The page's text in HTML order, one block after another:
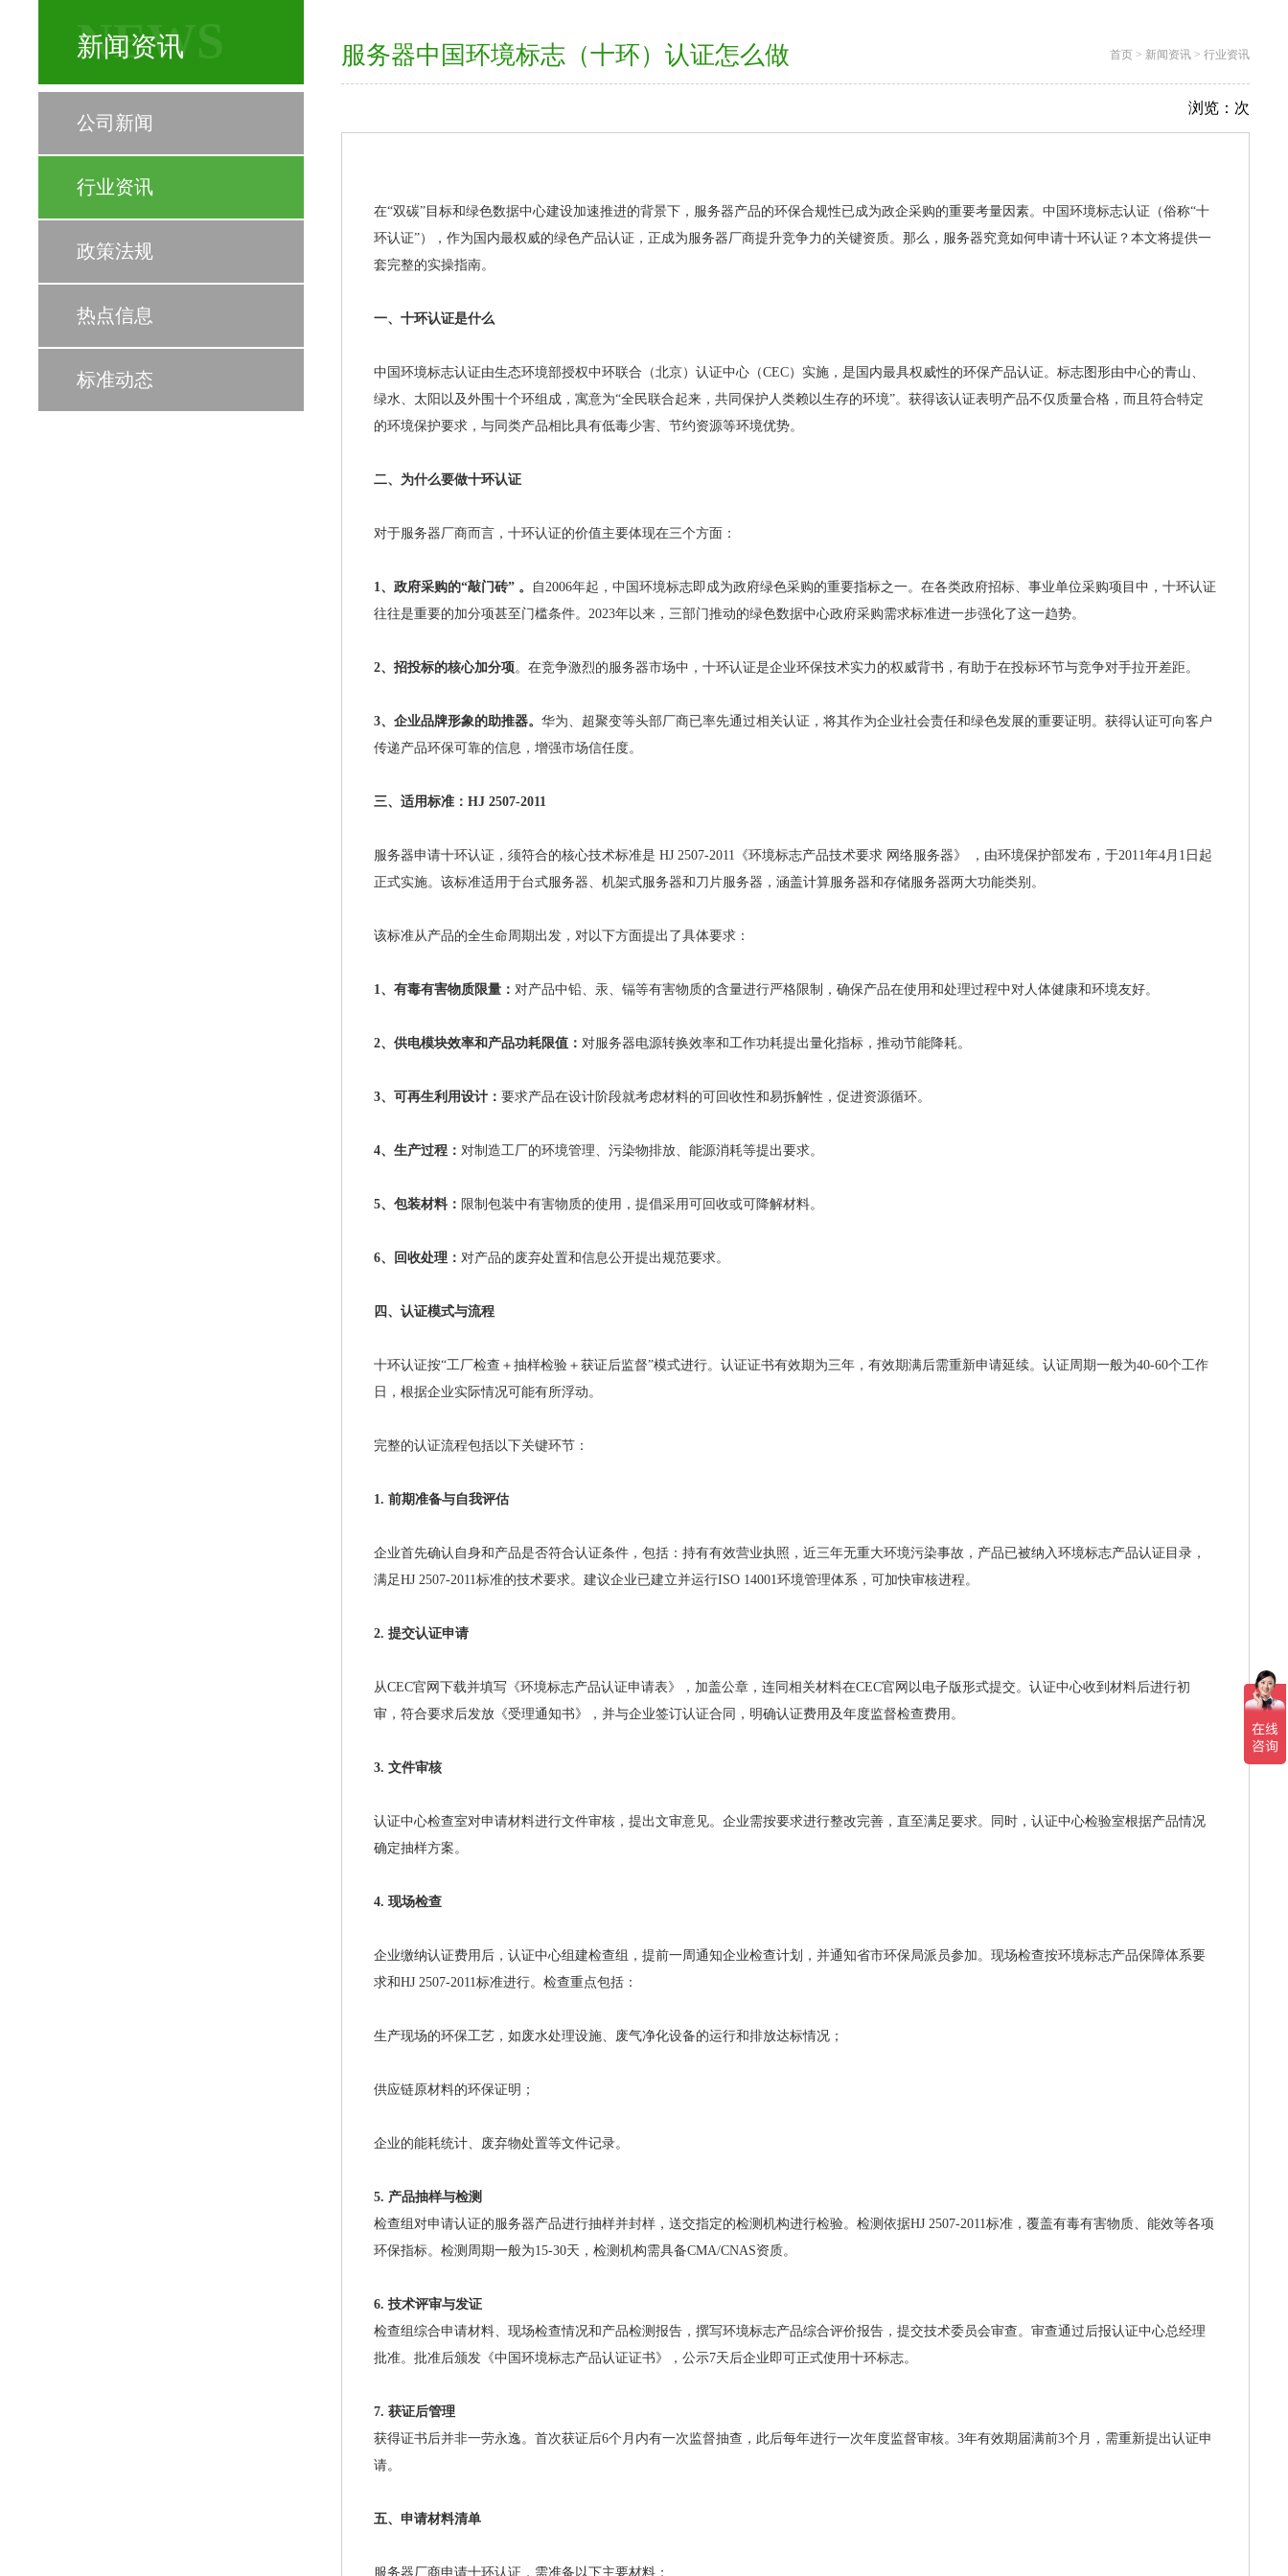
NEWS
新闻资讯
公司新闻
行业资讯
政策法规
热点信息
标准动态
服务器中国环境标志（十环）认证怎么做 首页> 新闻资讯> 行业资讯
浏览： 次
在“双碳”目标和绿色数据中心建设加速推进的背景下，服务器产品的环保合规性已成为政企采购的重要考量因素。中国环境标志认证（俗称“十
环认证”），作为国内最权威的绿色产品认证，正成为服务器厂商提升竞争力的关键资质。那么，服务器究竟如何申请十环认证？本文将提供一
套完整的实操指南。
一、十环认证是什么
中国环境标志认证由生态环境部授权中环联合（北京）认证中心（CEC）实施，是国内最具权威性的环保产品认证。标志图形由中心的青山、
绿水、太阳以及外围十个环组成，寓意为“全民联合起来，共同保护人类赖以生存的环境”。获得该认证表明产品不仅质量合格，而且符合特定
的环境保护要求，与同类产品相比具有低毒少害、节约资源等环境优势。
二、为什么要做十环认证
对于服务器厂商而言，十环认证的价值主要体现在三个方面：
1、政府采购的“敲门砖” 。
自2006年起，中国环境标志即成为政府绿色采购的重要指标之一。在各类政府招标、事业单位采购项目中，十环认证
往往是重要的加分项甚至门槛条件。2023年以来，三部门推动的绿色数据中心政府采购需求标准进一步强化了这一趋势。
2、招投标的核心加分项。在竞争激烈的服务器市场中，十环认证是企业环保技术实力的权威背书，有助于在投标环节与竞争对手拉开差距。
3、企业品牌形象的助推器。华为、超聚变等头部厂商已率先通过相关认证，将其作为企业社会责任和绿色发展的重要证明。获得认证可向客户
传递产品环保可靠的信息，增强市场信任度。
三、适用标准：HJ 2507-2011
服务器申请十环认证，须符合的核心技术标准是 HJ 2507-2011《环境标志产品技术要求 网络服务器》 ，由环境保护部发布，于2011年4月1日起
正式实施。该标准适用于台式服务器、机架式服务器和刀片服务器，涵盖计算服务器和存储服务器两大功能类别。
该标准从产品的全生命周期出发，对以下方面提出了具体要求：
1、有毒有害物质限量：对产品中铅、汞、镉等有害物质的含量进行严格限制，确保产品在使用和处理过程中对人体健康和环境友好。
2、供电模块效率和产品功耗限值：对服务器电源转换效率和工作功耗提出量化指标，推动节能降耗。
3、可再生利用设计：要求产品在设计阶段就考虑材料的可回收性和易拆解性，促进资源循环。
4、生产过程：对制造工厂的环境管理、污染物排放、能源消耗等提出要求。
5、包装材料： 限制包装中有害物质的使用，提倡采用可回收或可降解材料。
6、 回收处理：对产品的废弃处置和信息公开提出规范要求。
四、认证模式与流程
十环认证按“工厂检查＋抽样检验＋获证后监督”模式进行。认证证书有效期为三年，有效期满后需重新申请延续。认证周期一般为40-60个工作
日，根据企业实际情况可能有所浮动。
完整的认证流程包括以下关键环节：
1. 前期准备与自我评估
企业首先确认自身和产品是否符合认证条件，包括：持有有效营业执照，近三年无重大环境污染事故，产品已被纳入环境标志产品认证目录，
满足HJ 2507-2011标准的技术要求。建议企业已建立并运行ISO 14001环境管理体系，可加快审核进程。
2. 提交认证申请
从CEC官网下载并填写《环境标志产品认证申请表》，加盖公章，连同相关材料在CEC官网以电子版形式提交。认证中心收到材料后进行初
审，符合要求后发放《受理通知书》，并与企业签订认证合同，明确认证费用及年度监督检查费用。
3. 文件审核
认证中心检查室对申请材料进行文件审核，提出文审意见。企业需按要求进行整改完善，直至满足要求。同时，认证中心检验室根据产品情况
确定抽样方案。
4. 现场检查
企业缴纳认证费用后，认证中心组建检查组，提前一周通知企业检查计划，并通知省市环保局派员参加。现场检查按环境标志产品保障体系要
求和HJ 2507-2011标准进行。检查重点包括：
生产现场的环保工艺，如废水处理设施、废气净化设备的运行和排放达标情况；
供应链原材料的环保证明；
企业的能耗统计、废弃物处置等文件记录。
5. 产品抽样与检测
检查组对申请认证的服务器产品进行抽样并封样，送交指定的检测机构进行检验。检测依据HJ 2507-2011标准，覆盖有毒有害物质、能效等各项
环保指标。检测周期一般为15-30天，检测机构需具备CMA/CNAS资质。
6. 技术评审与发证
检查组综合申请材料、现场检查情况和产品检测报告，撰写环境标志产品综合评价报告，提交技术委员会审查。审查通过后报认证中心总经理
批准。批准后颁发《中国环境标志产品认证证书》，公示7天后企业即可正式使用十环标志。
7. 获证后管理
获得证书后并非一劳永逸。首次获证后6个月内有一次监督抽查，此后每年进行一次年度监督审核。3年有效期届满前3个月，需重新提出认证申
请。
五、申请材料清单
服务器厂商申请十环认证，需准备以下主要材料：